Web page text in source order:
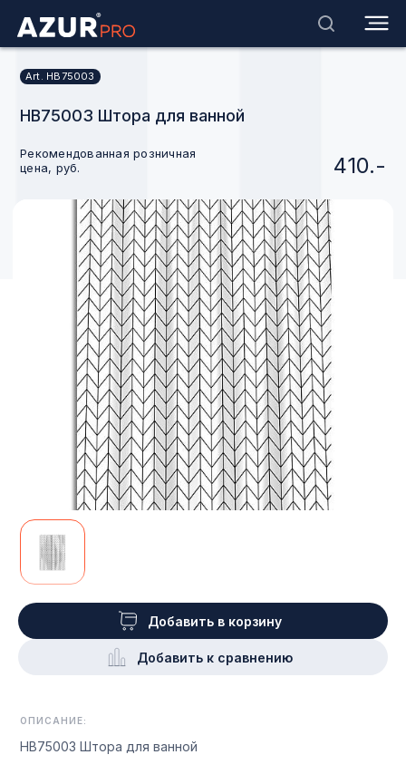
Art. HB75003
HB75003 Штора для ванной
ОПИСАНИЕ:
HB75003 Штора для ванной
Рекомендованная розничная
цена, руб.
410.-
Добавить в корзину
Добавить к сравнению